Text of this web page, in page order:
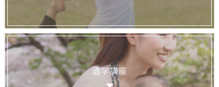
通学講座